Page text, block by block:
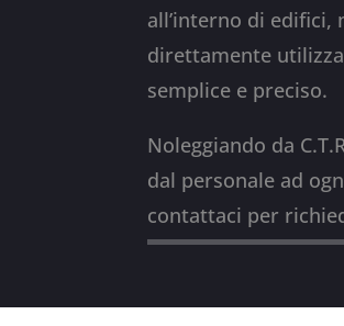
all’interno di
direttamente
semplice e preciso.
Noleggiando da
dal personale ad
contattaci per